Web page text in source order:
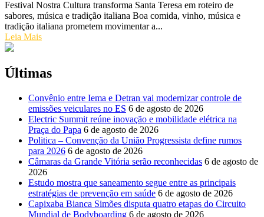
on
Festival Nostra Cultura transforma Santa Teresa em roteiro de
sabores, música e tradição italiana Boa comida, vinho, música e
tradição italiana prometem movimentar a...
Leia Mais
Últimas
Convênio entre Iema e Detran vai modernizar controle de
emissões veiculares no ES 6 de agosto de 2026
Electric Summit reúne inovação e mobilidade elétrica na
Praça do Papa 6 de agosto de 2026
Politica – Convenção da União Progressista define rumos
para 2026 6 de agosto de 2026
Câmaras da Grande Vitória serão reconhecidas 6 de agosto de
2026
Estudo mostra que saneamento segue entre as principais
estratégias de prevenção em saúde 6 de agosto de 2026
Capixaba Bianca Simões disputa quatro etapas do Circuito
Mundial de Bodyboarding 6 de agosto de 2026